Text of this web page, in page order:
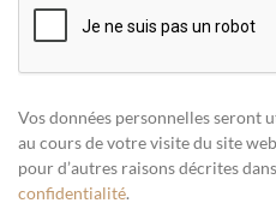
Vos données personnelles seront
au cours de votre visite du site
pour d’autres raisons décrites
confidentialité.